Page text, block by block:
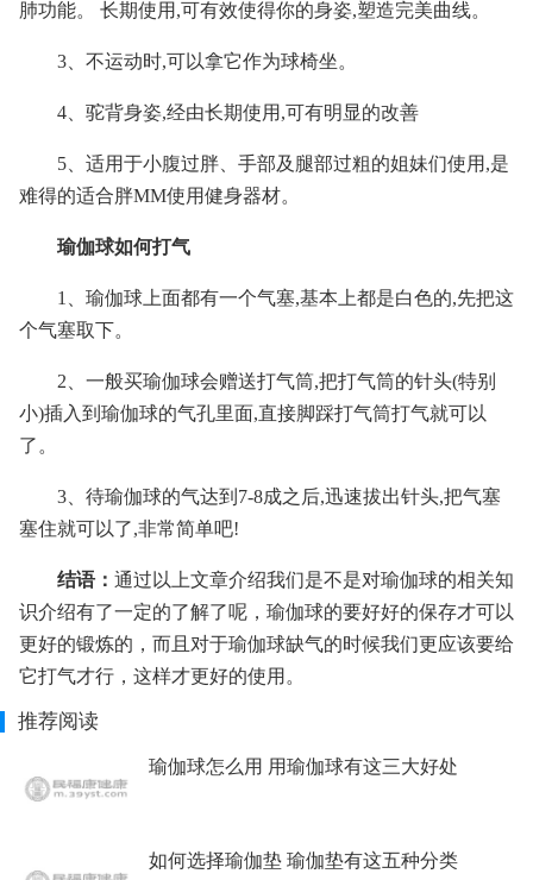
肺功能。 长期使用,可有效使得你的身姿,塑造完美曲线。
3、不运动时,可以拿它作为球椅坐。
4、驼背身姿,经由长期使用,可有明显的改善
5、适用于小腹过胖、手部及腿部过粗的姐妹们使用,是
难得的适合胖MM使用健身器材。
瑜伽球如何打气
1、瑜伽球上面都有一个气塞,基本上都是白色的,先把这
个气塞取下。
2、一般买瑜伽球会赠送打气筒,把打气筒的针头(特别
小)插入到瑜伽球的气孔里面,直接脚踩打气筒打气就可以
了。
3、待瑜伽球的气达到7-8成之后,迅速拔出针头,把气塞
塞住就可以了,非常简单吧!
结语： 通过以上文章介绍我们是不是对瑜伽球的相关知
识介绍有了一定的了解了呢，瑜伽球的要好好的保存才可以
更好的锻炼的，而且对于瑜伽球缺气的时候我们更应该要给
它打气才行，这样才更好的使用。
推荐阅读
瑜伽球怎么用 用瑜伽球有这三大好处
如何选择瑜伽垫 瑜伽垫有这五种分类